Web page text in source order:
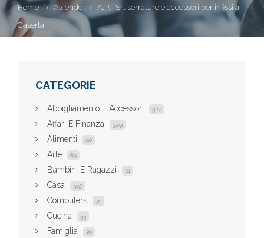
Home Aziende
A.P.I. Srl serrature e accessori per infissi a
Caserta
CATEGORIE
Abbigliamento E Accessori 327
Affari E Finanza 349
Alimenti 90
Arte 89
Bambini E Ragazzi 21
Casa 397
Computers 70
Cucina 33
Famiglia 20